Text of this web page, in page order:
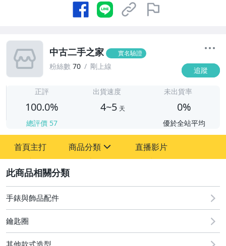
中古二手之家 實名驗證
粉絲數 70 剛上線 追蹤
正評
100.0%
總評價 57
出貨速度
4~5 天
未出貨率
0%
優於全站平均
首頁主打 商品分類
古董、藝術與礦石
居家、家具與園藝
女裝與服飾配件
直播影片
手錶與飾品配件
鑰匙圈